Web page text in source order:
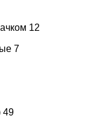
12
7
49